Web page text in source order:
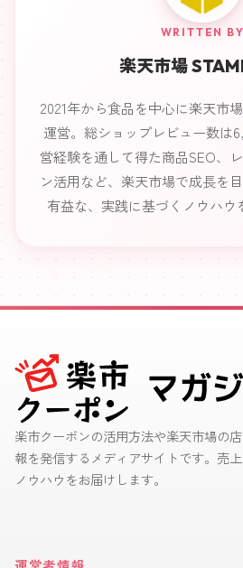
WRITTEN BY
楽天市場
2021年から食品を中心に楽天市
運営。総ショップレビュー数は
営経験を通して得た商品SEO、
ン活用など、楽天市場で成長を
有益な、実践に基づくノウハウ
楽市クーポンの活用方法や楽天市場の
報を発信するメディアサイトです。売
ノウハウをお届けします。